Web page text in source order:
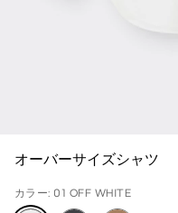
オーバーサイズシャツ
カラー: 01 OFF WHITE